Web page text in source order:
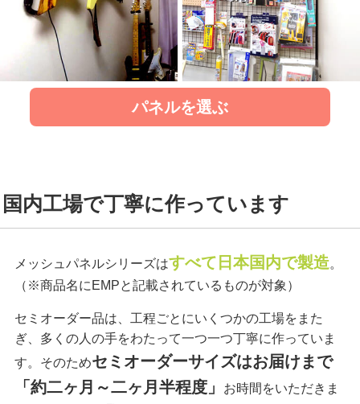
パネルを選ぶ
国内工場で丁寧に作っています
メッシュパネルシリーズはすべて日本国内で製造。
（※商品名にEMPと記載されているものが対象）
セミオーダー品は、工程ごとにいくつかの工場をまた
ぎ、多くの人の手をわたって一つ一つ丁寧に作っていま
す。そのためセミオーダーサイズはお届けまで
「約二ヶ月～二ヶ月半程度」
お時間をいただきま